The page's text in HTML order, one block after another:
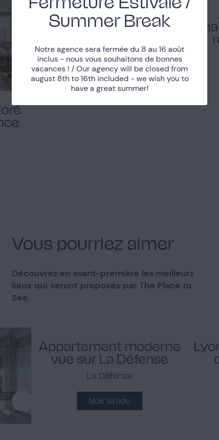
Petit appartement RDC
dans une résidence
Belleville
Voir le lieu
Vous pourriez aimer
Découvrez en avant-première les meilleurs
lieux qui seront proposés par The Place to
See.
Appartement moderne
vue sur La Défense
La Défense
Voir le lieu
Summer Break
Notre agence sera fermée du 8 au 16 août
inclus - nous vous souhaitons de bonnes
vacances ! / Our agency will be closed from
august 8th to 16th included - we wish you to
have a great summer!